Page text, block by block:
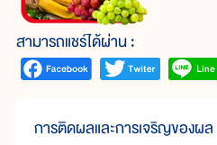
สามารถแชร์ได้ผ่าน :
การติดผลและการเจริญของผล